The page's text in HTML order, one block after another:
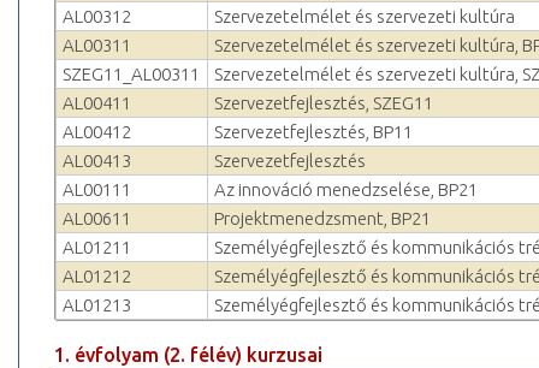
AL00312
Szervezetelmélet és szerveze­ti kultúra
AL00311
Szervezetelmélet és szerveze­ti kultúra,
SZEG11_AL00311
Szervezetelmélet és szerveze­ti kultúra,
AL00411
Szervezetfejlesztés, SZEG11
AL00412
Szervezetfejlesztés, BP11
AL00413
Szervezetfejlesztés
AL00111
Az innováció menedzselése, BP21
AL00611
Projektmenedzsment, BP21
AL01211
Személyégfejlesztő és kommunikációs
AL01212
Személyégfejlesztő és kommunikációs
AL01213
Személyégfejlesztő és kommunikációs
1. évfolyam (2. félév) kurzusai